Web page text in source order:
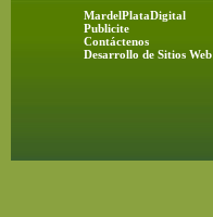
MardelPlataDigital
Publicite
Contáctenos
Desarrollo de Sitios Web